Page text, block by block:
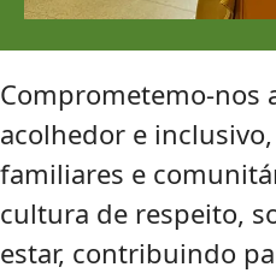
Comprometemo-nos
acolhedor e
familiares e
cultura de respeito,
estar, contribuindo